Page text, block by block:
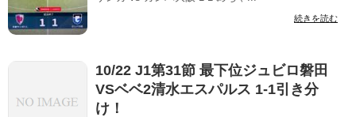
続きを読む
10/22 J1第31節 最下位ジュビロ磐田
VSベベ2清水エスパルス 1-1引き分
け！